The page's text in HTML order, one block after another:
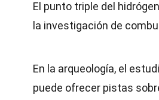
El punto triple del
la investigación de
En la arqueología, el
puede ofrecer pistas